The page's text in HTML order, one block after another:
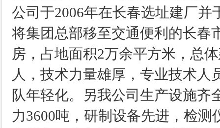
公司于2006年在长春选址建厂
将集团总部移至交通便利的长春
房，占地面积2万余平方米，总
人，技术力量雄厚，专业技术人
队年轻化。另我公司生产设施齐
力3600吨，研制设备先进，检